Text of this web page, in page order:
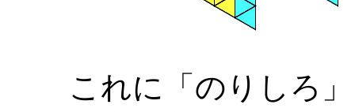
これに「のりしろ